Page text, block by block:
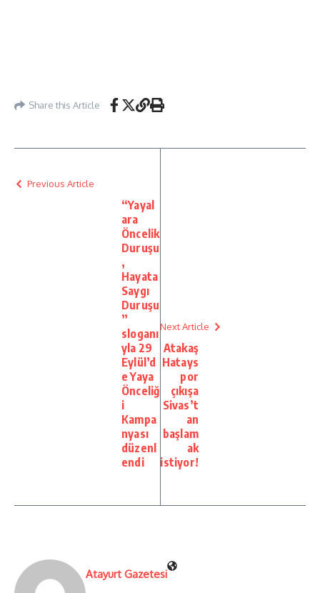
Share this Article
Previous Article
“Yayal
ara
Öncelik
Duruşu
,
Hayata
Saygı
Duruşu
”
sloganı
yla 29
Eylül’d
e Yaya
Önceliğ
i
Kampa
nyası
düzenl
endi
Next Article
Atakaş
Hatays
por
çıkışa
Sivas’t
an
başlam
ak
istiyor!
Atayurt Gazetesi